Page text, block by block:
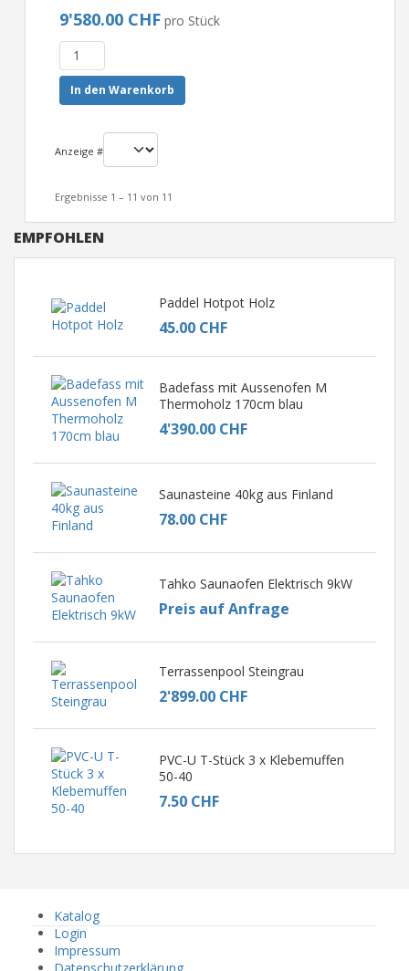
EMPFOHLEN
Paddel Hotpot Holz
45.00 CHF
Badefass mit Aussenofen M
Thermoholz 170cm blau
4'390.00 CHF
Saunasteine 40kg aus Finland
78.00 CHF
Tahko Saunaofen Elektrisch 9kW
Preis auf Anfrage
Terrassenpool Steingrau
2'899.00 CHF
PVC-U T-Stück 3 x Klebemuffen
50-40
7.50 CHF
9'580.00 CHF pro Stück
In den Warenkorb
Anzeige #
Ergebnisse 1 – 11 von 11
Katalog
Login
Impressum